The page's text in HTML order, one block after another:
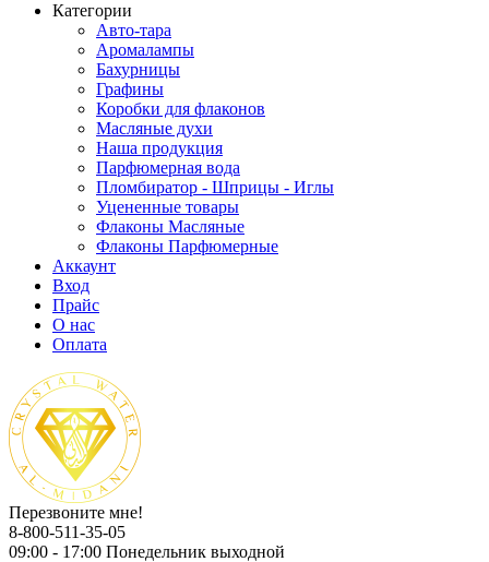
Категории
Авто-тара
Аромалампы
Бахурницы
Графины
Коробки для флаконов
Масляные духи
Наша продукция
Парфюмерная вода
Пломбиратор - Шприцы - Иглы
Уцененные товары
Флаконы Масляные
Флаконы Парфюмерные
Аккаунт
Вход
Прайс
О нас
Оплата
Перезвоните мне!
8-800-511-35-05
09:00 - 17:00 Понедельник выходной